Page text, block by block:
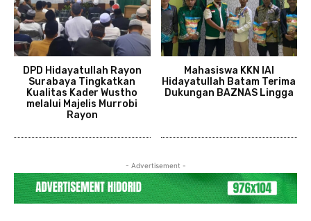
DPD Hidayatullah Rayon
Surabaya Tingkatkan
Kualitas Kader Wustho
melalui Majelis Murrobi
Rayon
Mahasiswa KKN IAI
Hidayatullah Batam Terima
Dukungan BAZNAS Lingga
- Advertisement -